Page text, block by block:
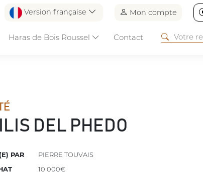
Version française Mon compte
Haras de Bois Roussel Contact
DEL PHEDO
PAR
PIERRE TOUVAIS
10 000€